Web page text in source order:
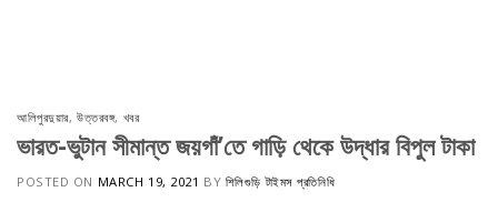
আলিপুরদুয়ার,উত্তরবঙ্গ, খবর
ভারত-ভুটান সীমান্ত জয়গাঁ’তে গাড়ি থেকে উদ্ধার বিপুল টাকা
POSTED ON MARCH 19, 2021 BY শিলিগুড়ি টাইমস প্রতিনিধি